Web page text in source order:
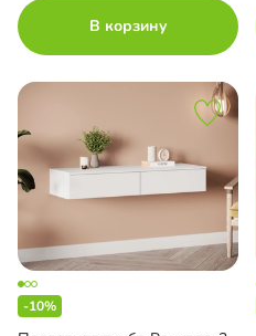
В корзину
-10%